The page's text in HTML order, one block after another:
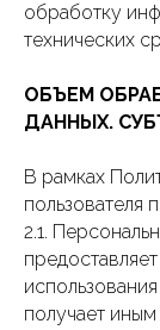
обработку
технических
ОБЪЕМ
ДАННЫХ.
В рамках
пользователя
2.1.
получает